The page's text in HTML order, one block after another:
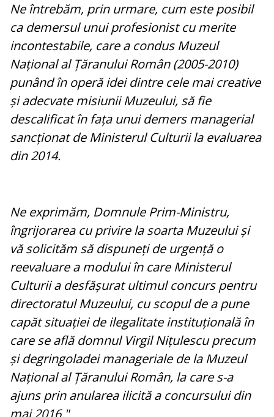
Ne întrebăm, prin urmare, cum este posibil
ca demersul unui profesionist cu merite
incontestabile, care a condus Muzeul
Național al Țăranului Român (2005-2010)
punând în operă idei dintre cele mai creative
și adecvate misiunii Muzeului, să fie
descalificat în fața unui demers managerial
sancționat de Ministerul Culturii la evaluarea
din 2014.
Ne exprimăm, Domnule Prim-Ministru,
îngrijorarea cu privire la soarta Muzeului și
vă solicităm să dispuneți de urgență o
reevaluare a modului în care Ministerul
Culturii a desfășurat ultimul concurs pentru
directoratul Muzeului, cu scopul de a pune
capăt situației de ilegalitate instituțională în
care se află domnul Virgil Nițulescu precum
și degringoladei manageriale de la Muzeul
Național al Țăranului Român, la care s-a
ajuns prin anularea ilicită a concursului din